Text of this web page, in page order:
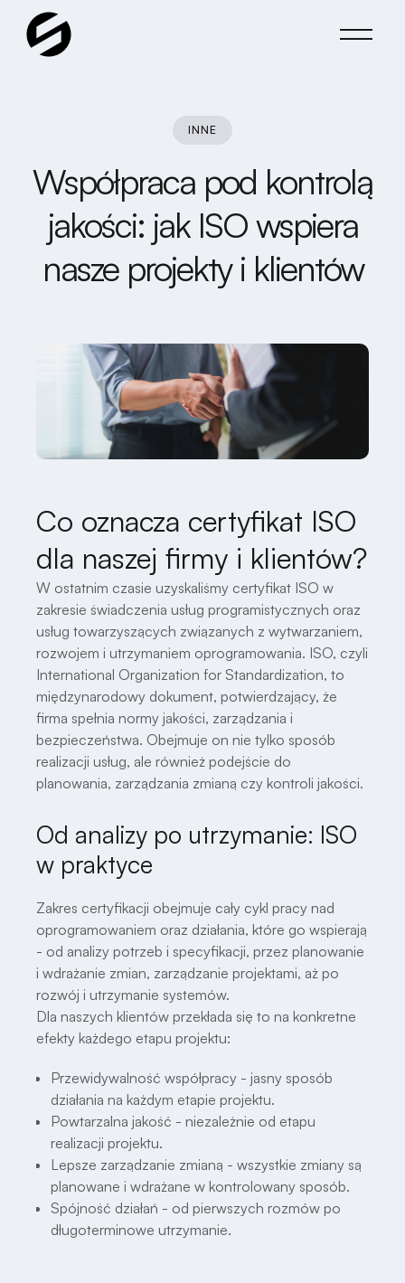
INNE
Współpraca pod kontrolą
jakości: jak ISO wspiera
nasze projekty i klientów
Co oznacza certyfikat ISO
dla naszej firmy i klientów?
W ostatnim czasie uzyskaliśmy certyfikat ISO w
zakresie świadczenia usług programistycznych oraz
usług towarzyszących związanych z wytwarzaniem,
rozwojem i utrzymaniem oprogramowania. ISO, czyli
International Organization for Standardization, to
międzynarodowy dokument, potwierdzający, że
firma spełnia normy jakości, zarządzania i
bezpieczeństwa. Obejmuje on nie tylko sposób
realizacji usług, ale również podejście do
planowania, zarządzania zmianą czy kontroli jakości.
Od analizy po utrzymanie: ISO
w praktyce
Zakres certyfikacji obejmuje cały cykl pracy nad
oprogramowaniem oraz działania, które go wspierają
- od analizy potrzeb i specyfikacji, przez planowanie
i wdrażanie zmian, zarządzanie projektami, aż po
rozwój i utrzymanie systemów.
Dla naszych klientów przekłada się to na konkretne
efekty każdego etapu projektu:
Przewidywalność współpracy - jasny sposób
działania na każdym etapie projektu.
Powtarzalna jakość - niezależnie od etapu
realizacji projektu.
Lepsze zarządzanie zmianą - wszystkie zmiany są
planowane i wdrażane w kontrolowany sposób.
Spójność działań - od pierwszych rozmów po
długoterminowe utrzymanie.